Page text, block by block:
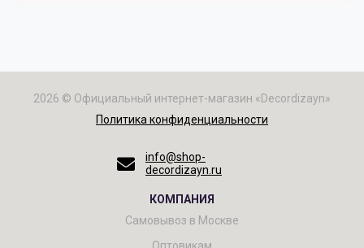
2026 © Официальный интернет-магазин «Decordizayn»
Политика конфиденциальности
info@shop-
decordizayn.ru
КОМПАНИЯ
Самовывоз в Москве